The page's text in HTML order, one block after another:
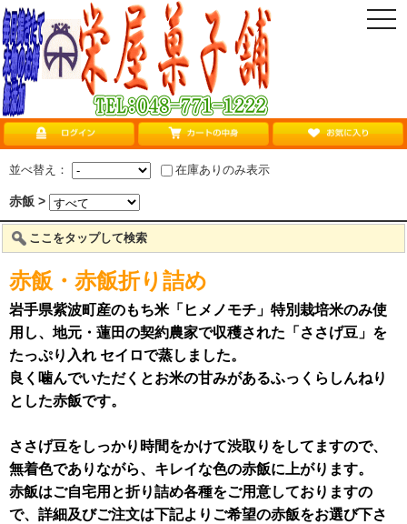
並べ替え： 在庫ありのみ表示
赤飯 >
ここをタップして検索
赤飯・赤飯折り詰め
岩手県紫波町産のもち米「ヒメノモチ」特別栽培米のみ使
用し、地元・蓮田の契約農家で収穫された「ささげ豆」を
たっぷり入れ セイロで蒸しました。
良く噛んでいただくとお米の甘みがあるふっくらしんねり
とした赤飯です。
ささげ豆をしっかり時間をかけて渋取りをしてますので、
無着色でありながら、キレイな色の赤飯に上がります。
赤飯はご自宅用と折り詰め各種をご用意しておりますの
で、詳細及びご注文は下記よりご希望の赤飯をお選び下さ